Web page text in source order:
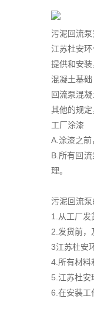
污泥回流
江苏杜安
提供和安
混凝土基础
回流泵混
其他的规
工厂涂漆
A.涂漆之
B.所有回
理。
污泥回流
1.从工厂发
2.发货前，
3江苏杜安
4.所有材料
5.江苏杜安
6.在安装工